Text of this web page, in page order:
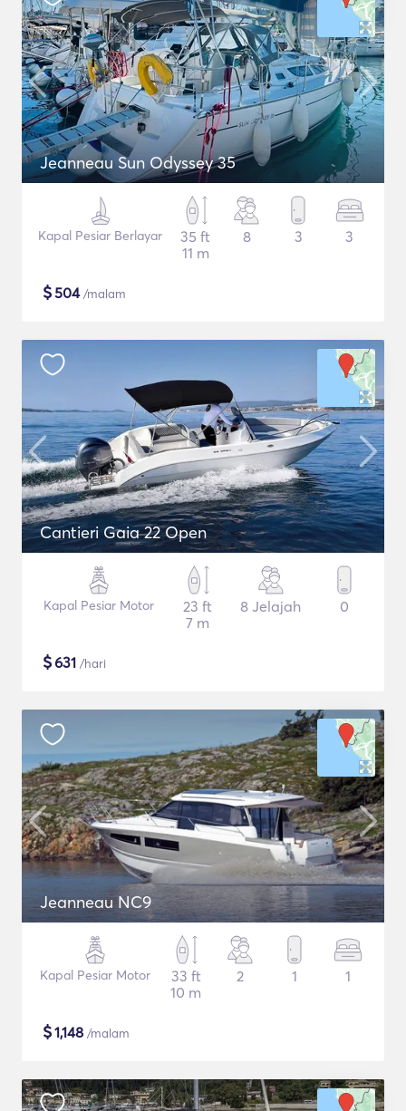
Jeanneau Sun Odyssey 35
Kapal Pesiar Berlayar
35 ft
11 m
8 3 3
$504/malam
Cantieri Gaia 22 Open
Kapal Pesiar Motor
23 ft
7 m
8 Jelajah 0
$631 /hari
Jeanneau NC9
Kapal Pesiar Motor
33 ft
10 m
2 1 1
$1,148 /malam